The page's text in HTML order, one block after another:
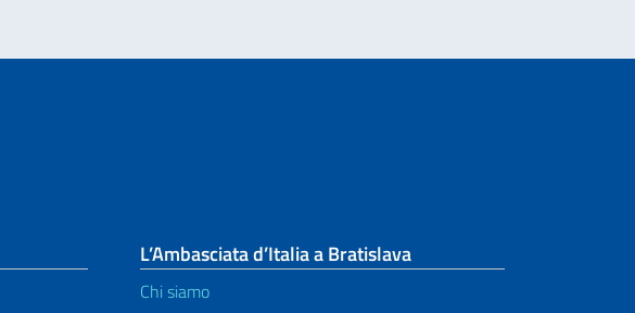
L’Ambasciata d’Italia a Bratislava
Chi siamo